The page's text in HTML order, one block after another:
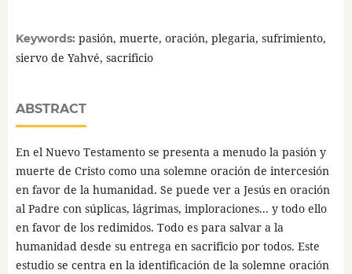
Keywords: pasión, muerte, oración, plegaria, sufrimiento,
siervo de Yahvé, sacrificio
ABSTRACT
En el Nuevo Testamento se presenta a menudo la pasión y
muerte de Cristo como una solemne oración de intercesión
en favor de la humanidad. Se puede ver a Jesús en oración
al Padre con súplicas, lágrimas, imploraciones... y todo ello
en favor de los redimidos. Todo es para salvar a la
humanidad desde su entrega en sacrificio por todos. Este
estudio se centra en la identificación de la solemne oración